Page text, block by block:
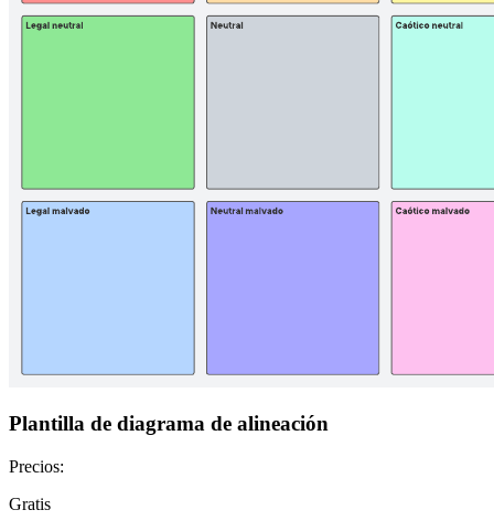
Plantilla de diagrama de alineación
Precios:
Gratis